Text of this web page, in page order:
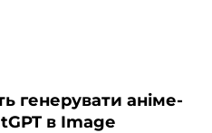
генерувати аніме-
в Image